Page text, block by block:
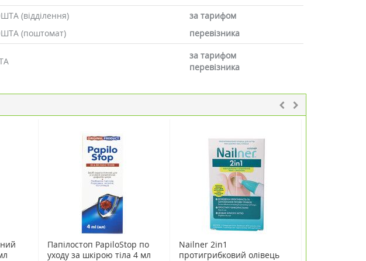
(відділення)
за тарифом
(поштомат)
перевізника
за тарифом
перевізника
Папілостоп PapiloStop по
уходу за шкірою тіла 4 мл
Nailner 2in1
протигрибковий олівець